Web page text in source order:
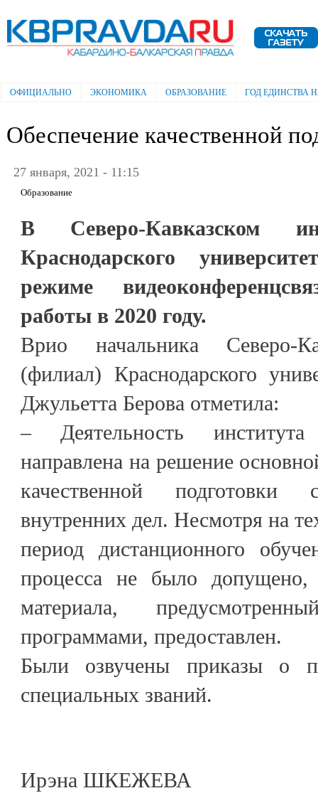
Электронная газета "Кабардино-
Балкарская правда"
Главное меню
ОФИЦИАЛЬНО ЭКОНОМИКА ОБРАЗОВАНИЕ ГОД ЕДИНСТВА
Обеспечение качественной
27 января, 2021 - 11:15
Образование
В Северо-Кавказском
Краснодарского
режиме
работы в 2020 году.
Врио начальника Северо-
(филиал) Краснодарского
Джульетта Берова отметила:
– Деятельность
направлена на решение
качественной подготовки
внутренних дел. Несмотря на
период дистанционного
процесса не было допущено,
материала,
программами, предоставлен.
Были озвучены приказы о
специальных званий.
Ирэна ШКЕЖЕВА